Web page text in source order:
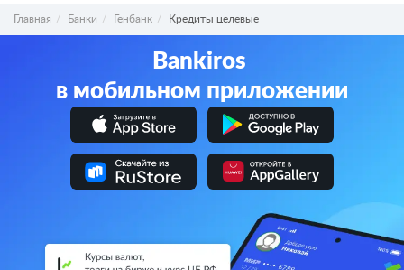
Главная Банки Генбанк Кредиты целевые
Bankiros
в мобильном приложении